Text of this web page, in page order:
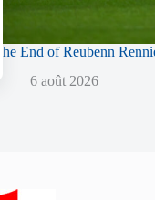
The End of Reubenn
6 août 2026